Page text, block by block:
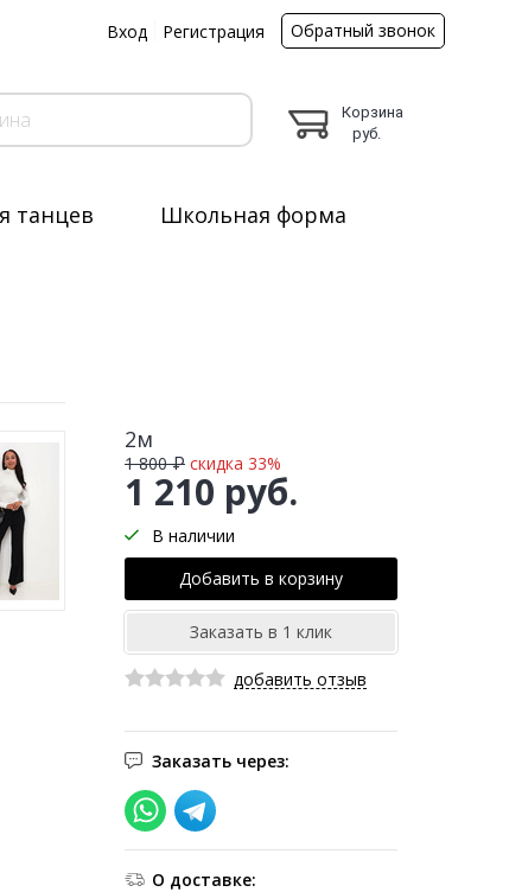
Вход Регистрация Обратный звонок
Корзина
руб.
танцев Школьная форма
2м
1 210 руб.
1 800 ₽ скидка 33%
В наличии
добавить отзыв
Заказать через:
О доставке: